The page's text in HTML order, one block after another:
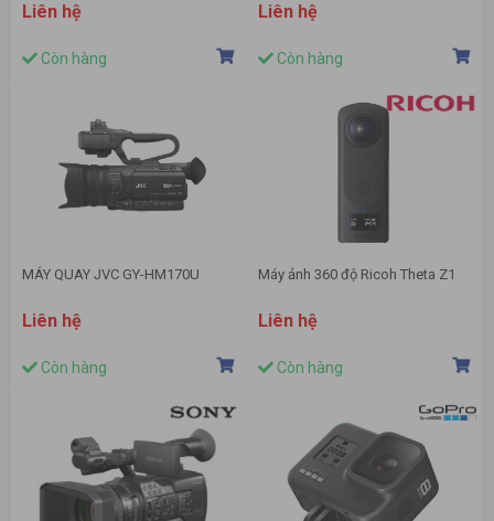
Liên hệ
Còn hàng
Liên hệ
Còn hàng
MÁY QUAY JVC GY-HM170U
Liên hệ
Còn hàng
Máy ảnh 360 độ Ricoh Theta Z1
Liên hệ
Còn hàng